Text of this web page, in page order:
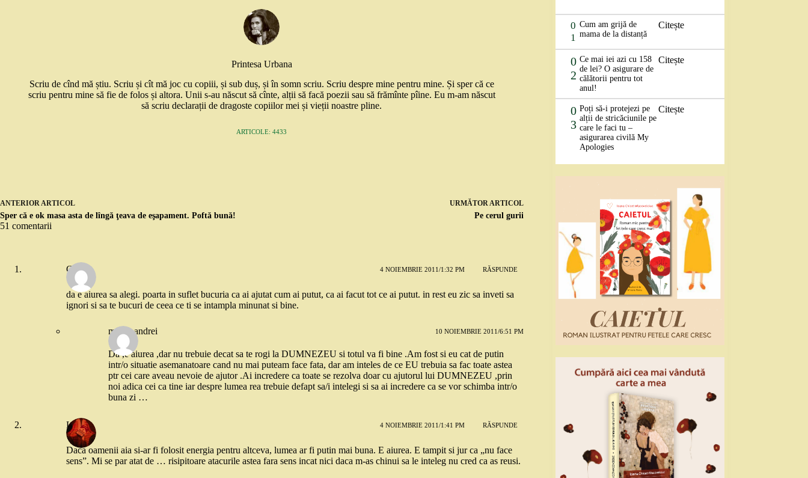
Printesa Urbana
Scriu de cînd mă știu. Scriu și cît mă joc cu copiii, și sub duș, și în somn scriu. Scriu despre mine pentru mine. Și sper că ce
scriu pentru mine să fie de folos și altora. Unii s-au născut să cînte, alții să facă poezii sau să frămînte pîine. Eu m-am născut
să scriu declarații de dragoste copiilor mei și vieții noastre pline.
ARTICOLE: 4433
ANTERIOR ARTICOL
Sper că e ok masa asta de lîngă ţeava de eşapament. Poftă bună!
URMĂTOR ARTICOL
Pe cerul gurii
51 comentarii
Cris 4 NOIEMBRIE 2011/1:32 PM RĂSPUNDE
da e aiurea sa alegi. poarta in suflet bucuria ca ai ajutat cum ai putut, ca ai facut tot ce ai putut. in rest eu zic sa inveti sa
ignori si sa te bucuri de ceea ce ti se intampla minunat si bine.
mirela andrei 10 NOIEMBRIE 2011/6:51 PM
Da ,e aiurea ,dar nu trebuie decat sa te rogi la DUMNEZEU si totul va fi bine .Am fost si eu cat de putin
intr/o situatie asemanatoare cand nu mai puteam face fata, dar am inteles de ce EU trebuia sa fac toate astea
ptr cei care aveau nevoie de ajutor .Ai incredere ca toate se rezolva doar cu ajutorul lui DUMNEZEU ,prin
noi adica cei ca tine iar despre lumea rea trebuie defapt sa/i intelegi si sa ai incredere ca se vor schimba intr/o
buna zi …
Liana 4 NOIEMBRIE 2011/1:41 PM RĂSPUNDE
Daca oamenii aia si-ar fi folosit energia pentru altceva, lumea ar fi putin mai buna. E aiurea. E tampit si jur ca „nu face
sens”. Mi se par atat de … risipitoare atacurile astea fara sens incat nici daca m-as chinui sa le inteleg nu cred ca as reusi.
0
1
Cum am grijă de
mama de la distanță
Citește
0
2
Ce mai iei azi cu 158
de lei? O asigurare de
călătorii pentru tot
anul!
Citește
0
3
Poți să-i protejezi pe
alții de stricăciunile pe
care le faci tu –
asigurarea civilă My
Apologies
Citește